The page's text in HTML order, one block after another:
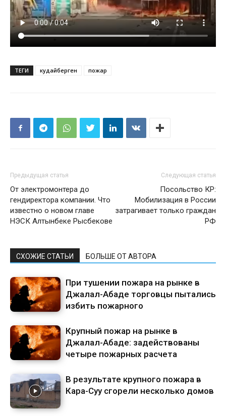
ТЕГИ кудайберген пожар
Предыдущая статья
От электромонтера до
гендиректора компании. Что
известно о новом главе
НЭСК Алтынбеке Рысбекове
Следующая статья
Посольство КР:
Мобилизация в России
затрагивает только граждан
РФ
СХОЖИЕ СТАТЬИ БОЛЬШЕ ОТ АВТОРА
При тушении пожара на рынке в
Джалал-Абаде торговцы пытались
избить пожарного
Крупный пожар на рынке в
Джалал-Абаде: задействованы
четыре пожарных расчета
В результате крупного пожара в
Кара-Суу сгорели несколько домов